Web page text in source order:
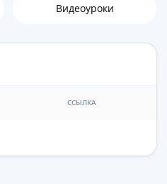
Видеоуроки
ССЫЛКА